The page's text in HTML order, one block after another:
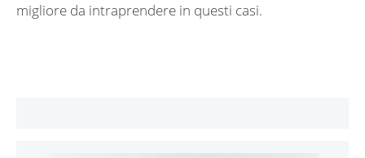
migliore da intraprendere in questi casi.